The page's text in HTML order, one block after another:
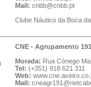
Mail: cnbb@cnbb.pt
Clube Náutico da Boca
CNE - Agrupamento
Morada: Rua Cónego
Tel: (+351) 918 621 311
Web:
Mail: